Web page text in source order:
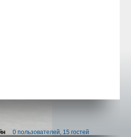
0 пользователей, 15 гостей